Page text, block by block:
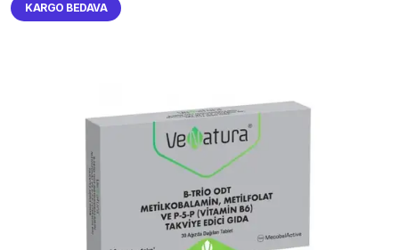
KARGO BEDAVA